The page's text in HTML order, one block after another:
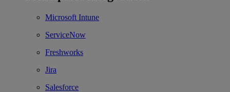
Microsoft Intune
ServiceNow
Freshworks
Jira
Salesforce